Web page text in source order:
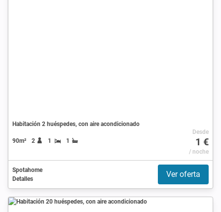
Habitación 2 huéspedes, con aire acondicionado
90m² 2 1 1
Desde
1 €
/ noche
Spotahome
Detalles
Ver oferta